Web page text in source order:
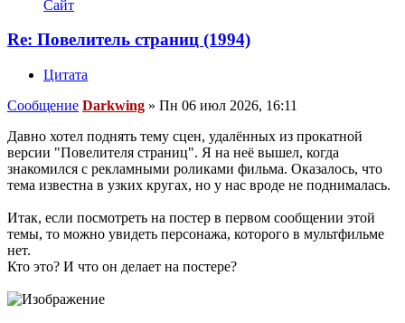
Сайт
Re: Повелитель страниц (1994)
Цитата
Сообщение Darkwing » Пн 06 июл 2026, 16:11
Давно хотел поднять тему сцен, удалённых из прокатной
версии "Повелителя страниц". Я на неё вышел, когда
знакомился с рекламными роликами фильма. Оказалось, что
тема известна в узких кругах, но у нас вроде не поднималась.
Итак, если посмотреть на постер в первом сообщении этой
темы, то можно увидеть персонажа, которого в мультфильме
нет.
Кто это? И что он делает на постере?